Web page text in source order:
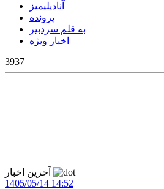
آنادیلیمیز
پرونده
به قلم سردبیر
اخبار ویژه
3937
1405/05/14 14:52